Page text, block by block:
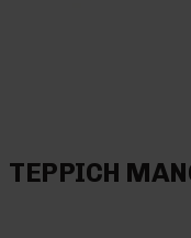
TEPPICH